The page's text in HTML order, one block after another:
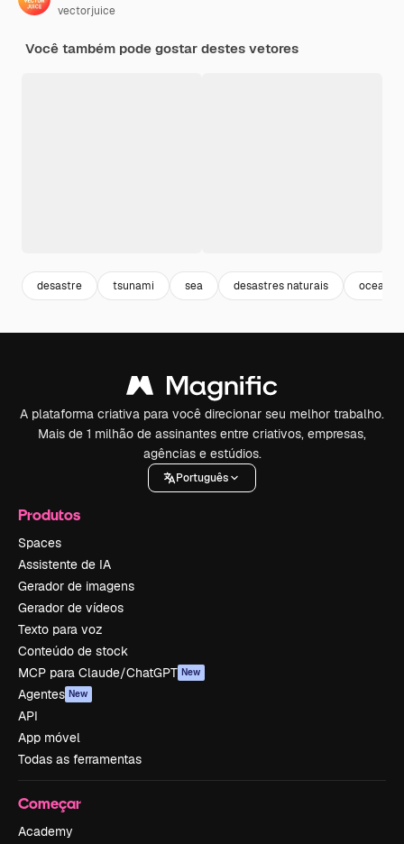
vectorjuice
Você também pode gostar destes vetores
desastre tsunami sea desastres naturais oceano
A plataforma criativa para você direcionar seu melhor trabalho.
Mais de 1 milhão de assinantes entre criativos, empresas,
agências e estúdios.
Português
Produtos
Spaces
Assistente de IA
Gerador de imagens
Gerador de vídeos
Texto para voz
Conteúdo de stock
MCP para Claude/ChatGPT New
Agentes New
API
App móvel
Todas as ferramentas
Começar
Academy